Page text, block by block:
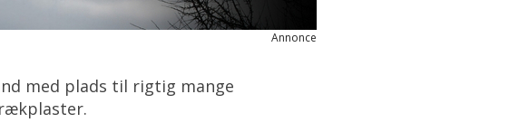
Annonce
med plads til rigtig mange